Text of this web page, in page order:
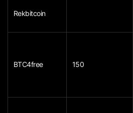
Rekbitcoin
BTC4free 150